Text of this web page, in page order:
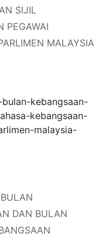
SIJIL
PEGAWAI
MALAYSIA
DAN BULAN